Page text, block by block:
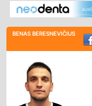
BENAS BERESNEVIČIUS